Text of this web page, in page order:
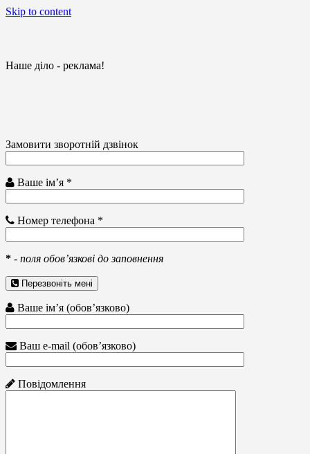
Skip to content
Наше діло - реклама!
Замовити зворотній дзвінок
Ваше ім’я *
Номер телефона *
* - поля обов’язкові до заповнення
Перезвоніть мені
Ваше ім’я (обов’язково)
Ваш e-mail (обов’язково)
Повідомлення